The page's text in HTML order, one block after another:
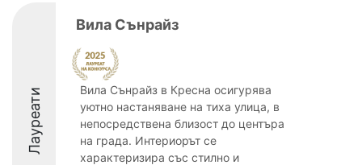
Лауреати
Вила Сънрайз
Вила Сънрайз в Кресна осигурява
уютно настаняване на тиха улица, в
непосредствена близост до центъра
на града. Интериорът се
характеризира със стилно и